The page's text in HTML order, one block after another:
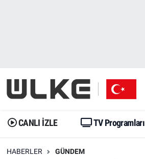
CANLI İZLE TV Programları
HABERLER GÜNDEM
Gündem
Dünya
Gündem
Trend
İstanbul Namaz Vakitleri
Trafik Durumu